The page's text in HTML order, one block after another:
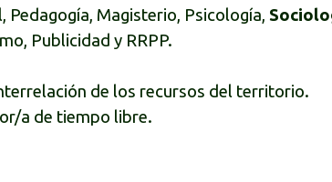
Pedagogía, Magisterio, Psicología,
Publicidad y RRPP.
de los recursos del territorio.
a de tiempo libre.